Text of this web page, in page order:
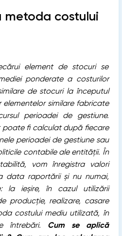
metoda costului
element de stocuri se
ponderate a costurilor
de stocuri la începutul
similare fabricate
perioadei de gestiune.
poate fi calculat după fiecare
perioadei de gestiune sau
contabile ale entității. În
vom înregistra valori
data raportării și nu numai,
la ieșire, în cazul utilizării
producție, realizare, casare
costului mediu utilizată, în
întrebări. Cum se aplică